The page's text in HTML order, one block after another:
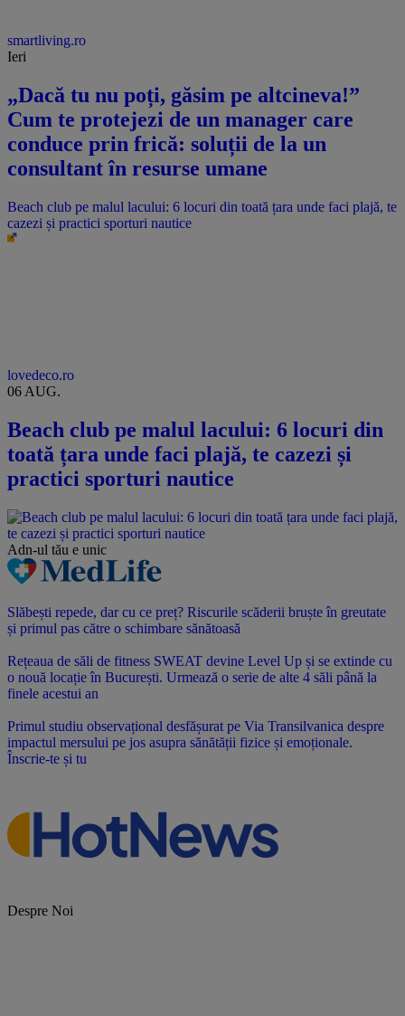
smartliving.ro
Ieri
„Dacă tu nu poți, găsim pe altcineva!”
Cum te protejezi de un manager care
conduce prin frică: soluții de la un
consultant în resurse umane
Beach club pe malul lacului: 6 locuri din toată țara unde faci plajă, te
cazezi și practici sporturi nautice
lovedeco.ro
06 AUG.
Beach club pe malul lacului: 6 locuri din
toată țara unde faci plajă, te cazezi și
practici sporturi nautice
Adn-ul tău e unic
Slăbești repede, dar cu ce preț? Riscurile scăderii bruște în greutate
și primul pas către o schimbare sănătoasă
Rețeaua de săli de fitness SWEAT devine Level Up și se extinde cu
o nouă locație în București. Urmează o serie de alte 4 săli până la
finele acestui an
Primul studiu observațional desfășurat pe Via Transilvanica despre
impactul mersului pe jos asupra sănătății fizice și emoționale.
Înscrie-te și tu
Despre Noi